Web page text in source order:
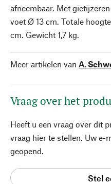
afneembaar. Met
voet Ø 13 cm. Totale
cm. Gewicht 1,7 kg.
Meer artikelen van A.
Vraag over het
Heeft u een vraag over dit
vraag hier te stellen. Uw
geopend.
Stel